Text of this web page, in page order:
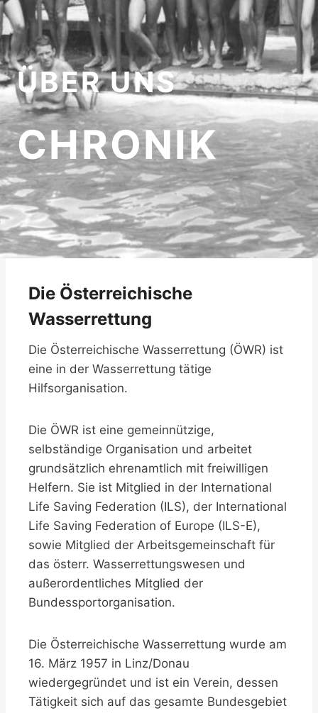
ÜBER UNS
CHRONIK
Die Österreichische
Wasserrettung
Die Österreichische Wasserrettung (ÖWR) ist
eine in der Wasserrettung tätige
Hilfsorganisation.
Die ÖWR ist eine gemeinnützige,
selbständige Organisation und arbeitet
grundsätzlich ehrenamtlich mit freiwilligen
Helfern. Sie ist Mitglied in der International
Life Saving Federation (ILS), der International
Life Saving Federation of Europe (ILS-E),
sowie Mitglied der Arbeitsgemeinschaft für
das österr. Wasserrettungswesen und
außerordentliches Mitglied der
Bundessportorganisation.
Die Österreichische Wasserrettung wurde am
16. März 1957 in Linz/Donau
wiedergegründet und ist ein Verein, dessen
Tätigkeit sich auf das gesamte Bundesgebiet